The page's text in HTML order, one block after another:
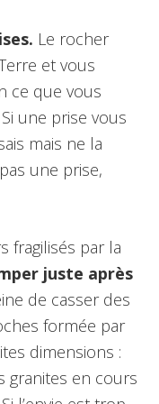
Le rocher
et vous
ce que vous
une prise vous
mais ne la
une prise,
fragilisés par la
juste après
de casser des
formée par
dimensions :
granites en cours